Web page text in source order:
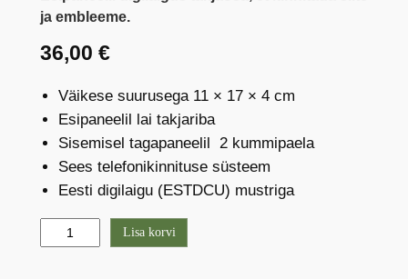
ja embleeme.
36,00 €
Väikese suurusega 11 × 17 × 4 cm
Esipaneelil lai takjariba
Sisemisel tagapaneelil 2 kummipaela
Sees telefonikinnituse süsteem
Eesti digilaigu (ESTDCU) mustriga
-
Lisa korvi